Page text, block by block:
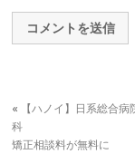
«
【ハノイ】日系総合病
科
矯正相談料が無料に